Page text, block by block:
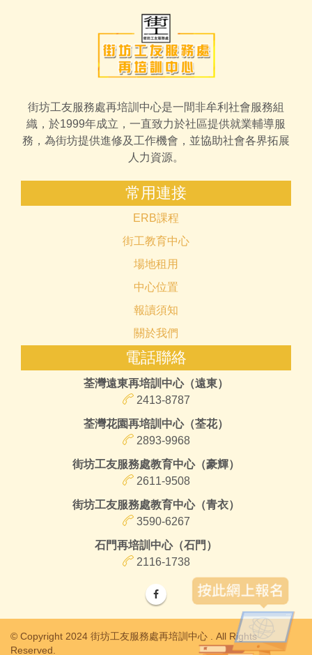
街坊工友服務處再培訓中心是一間非牟利社會服務組
織，於1999年成立，一直致力於社區提供就業輔導服
務，為街坊提供進修及工作機會，並協助社會各界拓展
人力資源。
常用連接
ERB課程
街工教育中心
場地租用
中心位置
報讀須知
關於我們
電話聯絡
荃灣遠東再培訓中心（遠東）
2413-8787
荃灣花園再培訓中心（荃花）
2893-9968
街坊工友服務處教育中心（豪輝）
2611-9508
街坊工友服務處教育中心（青衣）
3590-6267
石門再培訓中心（石門）
2116-1738
© Copyright 2024 街坊工友服務處再培訓中心 . All Rights
Reserved.